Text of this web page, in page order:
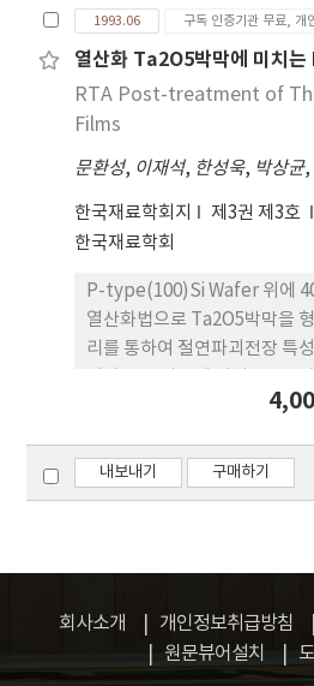
82.2tw,% 니켈-17.87tw.5 흑
조된 hollw니켈금속분말을
로 압축, 성형한 성형체의 겉
으며, 이성형체를 진공로에서
분포를 갖즌 소결체를 얻음으
hollow분말을 원료로 사용하
한 제반사항을 쉽게 조절할 수
1993.06 구독 인증기관 무료, 개
열산화 Ta2O5박막에 미치는
RTA Post-treatment of
Films
문환성, 이재석, 한성욱, 박상균,
한국재료학회지 제3권 제3호
한국재료학회
P-type(100)Si Wafer 위에
열산화법으로 Ta2O5박막을
리를 통하여 절연파괴전장 특
하지만 절연파괴전장을 나타
RTA효과가 크게 나타났다. 이
온도 575˚C에서 flat band
RBS 분석을 통하여 Ta2O51
것임을 확인할 수 있었다.
내보내기 구매하기
회사소개 개인정보취급방침
원문뷰어설치